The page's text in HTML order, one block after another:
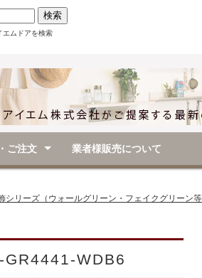
エムドアを検索
ご注文 業者様販売について
シリーズ（ウォールグリーン・フェイクグリーン
WDB6